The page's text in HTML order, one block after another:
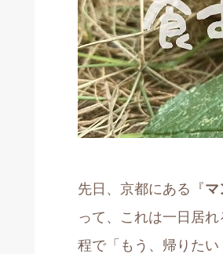
先日、京都にある『マ
って、これは一日居
程で「もう、帰りた